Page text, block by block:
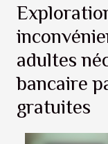
adultes
bancaire
gratuites